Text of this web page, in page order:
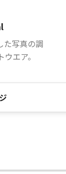
た写真の調
エア。